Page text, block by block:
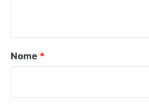
rNome *